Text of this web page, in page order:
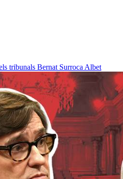
tribunals Bernat Surroca Albet